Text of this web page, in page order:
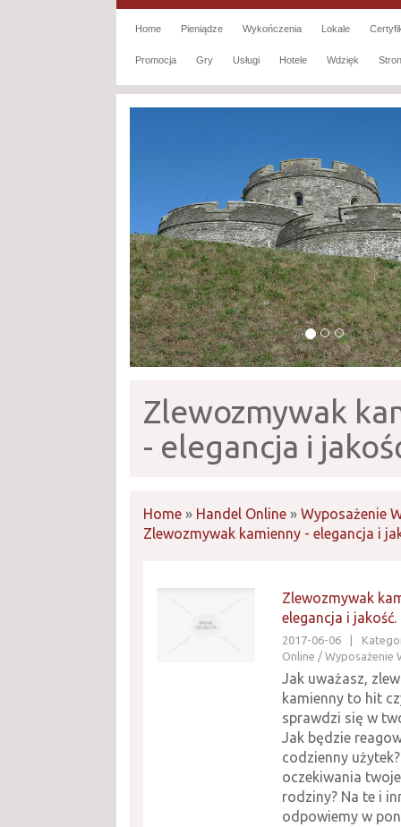
Home Pieniądze Wykończenia Lokale
Promocja Gry Usługi Hotele Wdzięk
Zlewozmywak
- elegancja i
Home » Handel Online » Wyposażenie
Zlewozmywak kamienny - elegancja i
Zlewozmywak
elegancja i jakość.
2017-06-06
Online / Wyposażenie
Jak uważasz,
kamienny to hit
sprawdzi się w
Jak będzie
codzienny
oczekiwania
rodziny? Na te i
odpowiemy w